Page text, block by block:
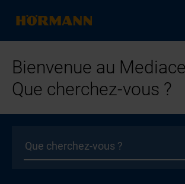
Bienvenue au
Que cherchez-vous ?